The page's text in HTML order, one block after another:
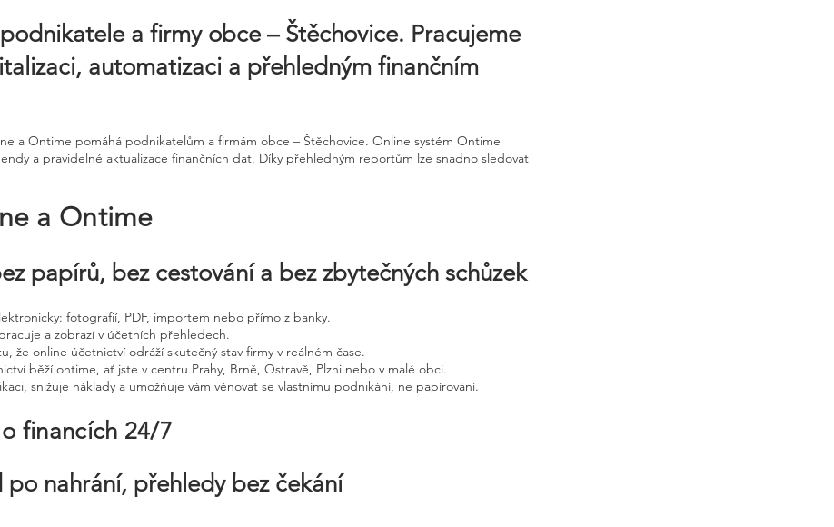
a firmy obce – Štěchovice. Pracujeme
automatizaci a přehledným finančním
a Ontime pomáhá podnikatelům a firmám obce – Štěchovice. Online systém Ontime
a pravidelné aktualizace finančních dat. Díky přehledným reportům lze snadno sledovat
a Ontime
papírů, bez cestování a bez zbytečných schůzek
fotografií, PDF, importem nebo přímo z banky.
a zobrazí v účetních přehledech.
že online účetnictví odráží skutečný stav firmy v reálném čase.
běží ontime, ať jste v centru Prahy, Brně, Ostravě, Plzni nebo v malé obci.
snižuje náklady a umožňuje vám věnovat se vlastnímu podnikání, ne papírování.
financích 24/7
nahrání, přehledy bez čekání